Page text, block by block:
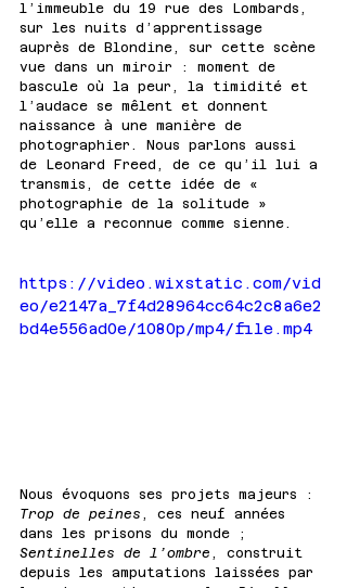
l’immeuble du 19 rue des Lombards,
sur les nuits d’apprentissage
auprès de Blondine, sur cette scène
vue dans un miroir : moment de
bascule où la peur, la timidité et
l’audace se mêlent et donnent
naissance à une manière de
photographier. Nous parlons aussi
de Leonard Freed, de ce qu’il lui a
transmis, de cette idée de «
photographie de la solitude »
qu’elle a reconnue comme sienne.
https://video.wixstatic.com/vid
eo/e2147a_7f4d28964cc64c2c8a6e2
bd4e556ad0e/1080p/mp4/file.mp4
Nous évoquons ses projets majeurs :
Trop de peines , ces neuf années
dans les prisons du monde ;
Sentinelles de l’ombre , construit
depuis les amputations laissées par